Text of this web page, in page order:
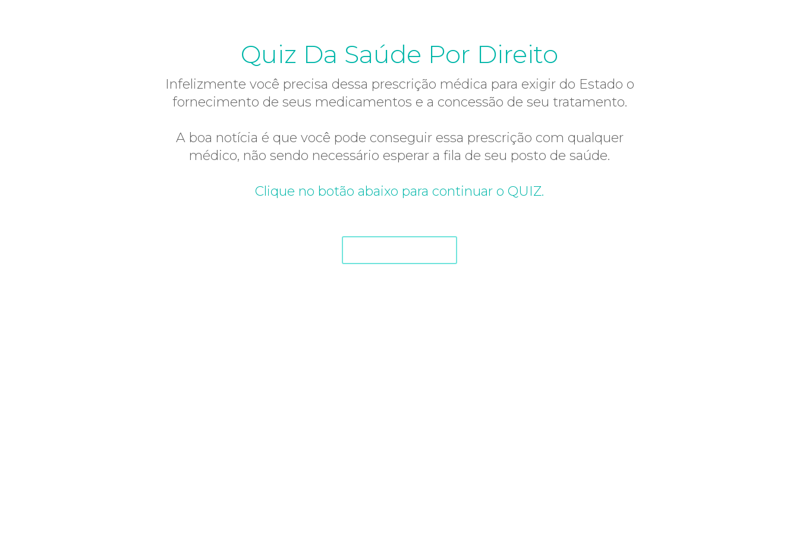
Quiz Da Saúde Por Direito
Infelizmente você precisa dessa prescrição médica para exigir do Estado o
fornecimento de seus medicamentos e a concessão de seu tratamento.
A boa notícia é que você pode conseguir essa prescrição com qualquer
médico, não sendo necessário esperar a fila de seu posto de saúde.
Clique no botão abaixo para continuar o QUIZ.